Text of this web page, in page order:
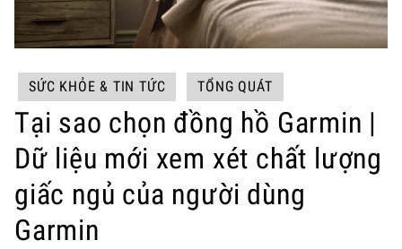
SỨC KHỎE & TIN TỨC TỔNG QUÁT
Tại sao chọn đồng hồ Garmin |
Dữ liệu mới xem xét chất lượng
giấc ngủ của người dùng
Garmin